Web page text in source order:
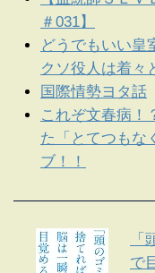
＃031】
どうでもいい皇
クソ役人は着々
国際情勢ヨタ話
これぞ文春病！
た「とてつもな
ブ！！
で